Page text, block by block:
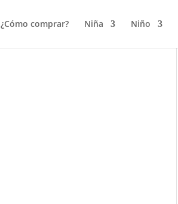
¿Cómo comprar? Niña Niño